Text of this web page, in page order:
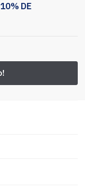
10% DE